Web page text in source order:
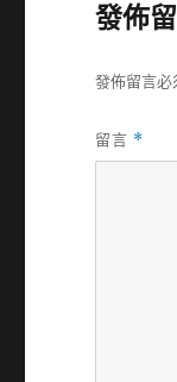
發佈
發佈留言必
留言 *